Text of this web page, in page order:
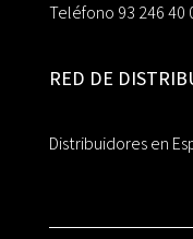
Teléfono 93 246 40
RED DE
Distribuidores en